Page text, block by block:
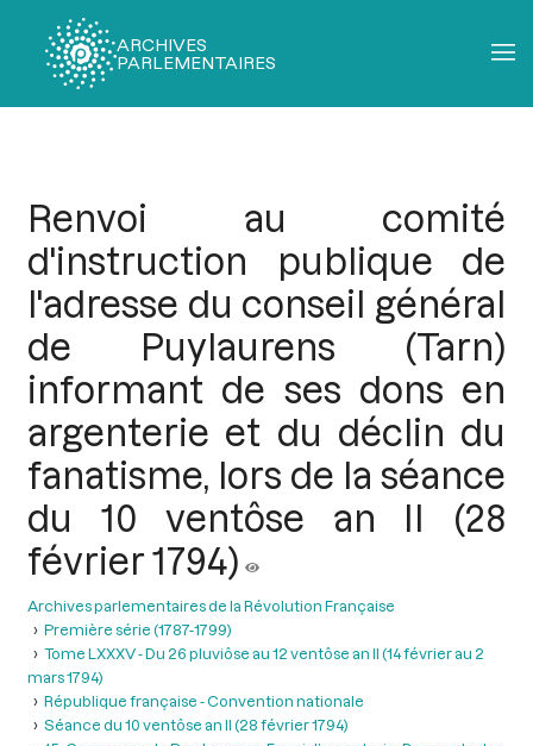
ARCHIVES
PARLEMENTAIRES
Renvoi au comité
d'instruction publique de
l'adresse du conseil général
de Puylaurens (Tarn)
informant de ses dons en
argenterie et du déclin du
fanatisme, lors de la séance
du 10 ventôse an II (28
février 1794)
Archives parlementaires de la Révolution Française
Première série (1787-1799)
Tome LXXXV - Du 26 pluviôse au 12 ventôse an II (14 février au 2
mars 1794)
République française - Convention nationale
Séance du 10 ventôse an II (28 février 1794)